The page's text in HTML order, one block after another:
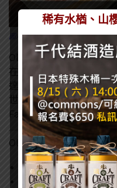
圖片來源
Old Fashioned 不僅在
在味道上，也是許多人
達對於調酒的態度，酒
世界的大門。下次去酒
Fashioned，或許它會
Old Fashioned 作法：
波本或裸麥威士忌
方糖一顆（可以依個
稀有水楢、山